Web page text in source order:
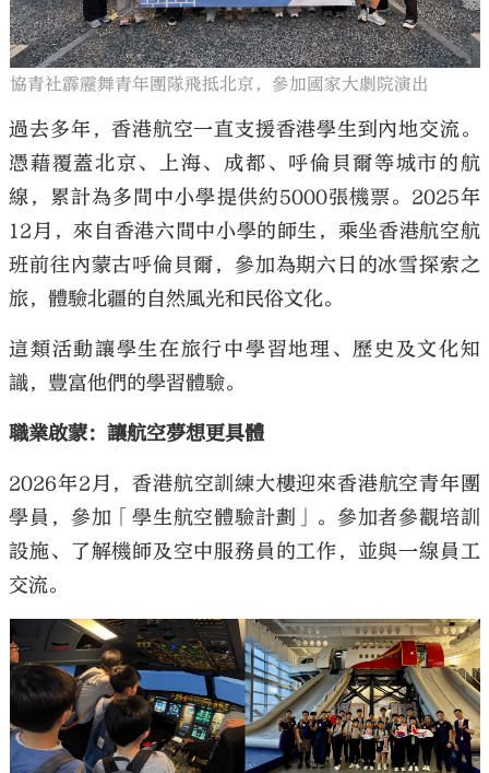
協青社霹靂舞青年團隊飛抵北京，參加國家大劇院演出
過去多年，香港航空一直支援香港學生到內地交流。
憑藉覆蓋北京、上海、成都、呼倫貝爾等城市的航
線，累計為多間中小學提供約5000張機票。2025年
12月，來自香港六間中小學的師生，乘坐香港航空航
班前往內蒙古呼倫貝爾，參加為期六日的冰雪探索之
旅，體驗北疆的自然風光和民俗文化。
這類活動讓學生在旅行中學習地理、歷史及文化知
識，豐富他們的學習體驗。
職業啟蒙：讓航空夢想更具體
2026年2月，香港航空訓練大樓迎來香港航空青年團
學員，參加「學生航空體驗計劃」。參加者參觀培訓
設施、了解機師及空中服務員的工作，並與一線員工
交流。